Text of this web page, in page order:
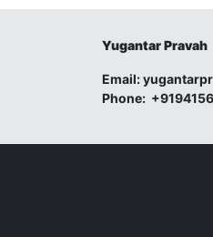
Yugantar Pravah
Email:
Phone: